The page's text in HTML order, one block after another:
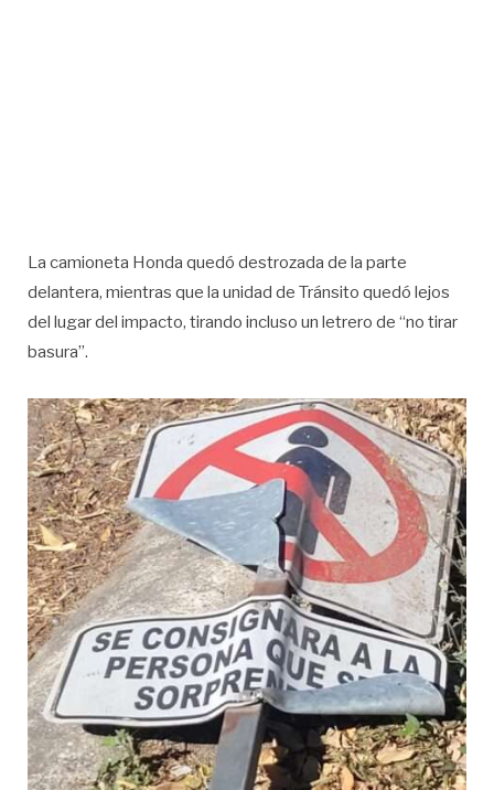
La camioneta Honda quedó destrozada de la parte
delantera, mientras que la unidad de Tránsito quedó lejos
del lugar del impacto, tirando incluso un letrero de “no tirar
basura”.